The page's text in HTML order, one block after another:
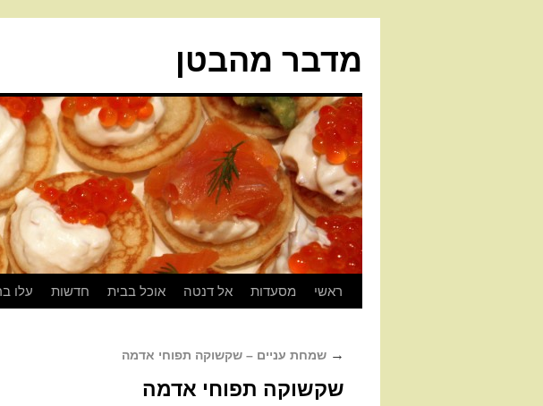
מדבר מהבטן
ראשי מסעדות אל דנטה אוכל בבית חדשות עלו
→ שמחת עניים – שקשוקה תפוחי אדמה
שקשוקה תפוחי אדמה